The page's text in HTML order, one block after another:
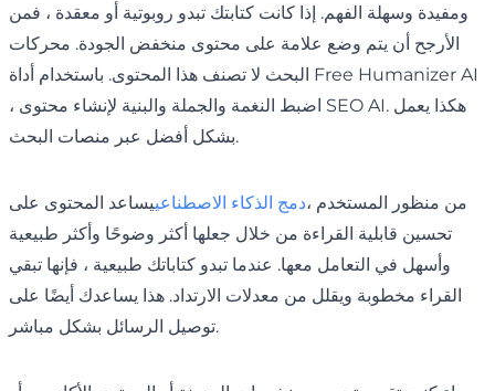
ومفيدة وسهلة الفهم. إذا كانت كتابتك تبدو روبوتية أو معقدة ، فمن
الأرجح أن يتم وضع علامة على محتوى منخفض الجودة. محركات
البحث لا تصنف هذا المحتوى. باستخدام أداة Free Humanizer AI
، اضبط النغمة والجملة والبنية لإنشاء محتوى SEO AI. هكذا يعمل
بشكل أفضل عبر منصات البحث.
من منظور المستخدم ،دمج الذكاء الاصطناعييساعد المحتوى على
تحسين قابلية القراءة من خلال جعلها أكثر وضوحًا وأكثر طبيعية
وأسهل في التعامل معها. عندما تبدو كتاباتك طبيعية ، فإنها تبقي
القراء مخطوبة ويقلل من معدلات الارتداد. هذا يساعدك أيضًا على
توصيل الرسائل بشكل مباشر.